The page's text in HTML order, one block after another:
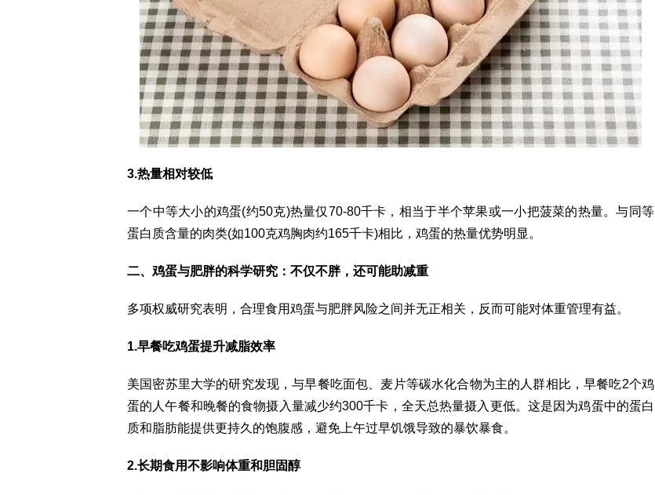
3.热量相对较低
一个中等大小的鸡蛋(约50克)热量仅70-80千卡，相当于半个苹果或一小把菠菜的热量。与同等
蛋白质含量的肉类(如100克鸡胸肉约165千卡)相比，鸡蛋的热量优势明显。
二、鸡蛋与肥胖的科学研究：不仅不胖，还可能助减重
多项权威研究表明，合理食用鸡蛋与肥胖风险之间并无正相关，反而可能对体重管理有益。
1.早餐吃鸡蛋提升减脂效率
美国密苏里大学的研究发现，与早餐吃面包、麦片等碳水化合物为主的人群相比，早餐吃2个鸡
蛋的人午餐和晚餐的食物摄入量减少约300千卡，全天总热量摄入更低。这是因为鸡蛋中的蛋白
质和脂肪能提供更持久的饱腹感，避免上午过早饥饿导致的暴饮暴食。
2.长期食用不影响体重和胆固醇